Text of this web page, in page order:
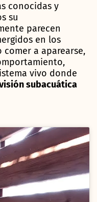
conocidas y
su
parecen
en los
a aparearse,
vivo donde
subacuática